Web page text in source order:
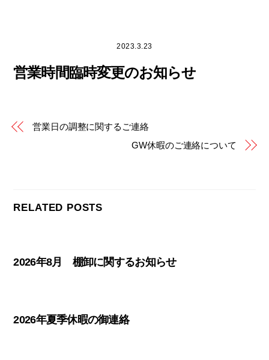
2023.3.23
営業時間臨時変更のお知らせ
営業日の調整に関するご連絡
GW休暇のご連絡について
RELATED POSTS
2026年8月 棚卸に関するお知らせ
2026年夏季休暇の御連絡